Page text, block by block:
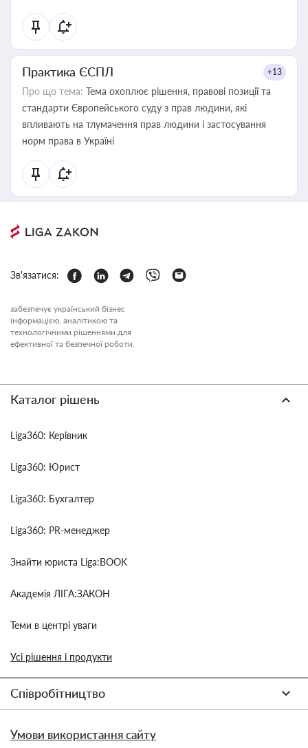
Практика ЄСПЛ +13
Про що тема: Тема охоплює рішення, правові позиції та
стандарти Європейського суду з прав людини, які
впливають на тлумачення прав людини і застосування
норм права в Україні
Зв'язатися:
забезпечує український бізнес
інформацією, аналітикою та
технологічними рішеннями для
ефективної та безпечної роботи.
Каталог рішень
Liga360: Керівник
Liga360: Юрист
Liga360: Бухгалтер
Liga360: PR-менеджер
Знайти юриста Liga:BOOK
Академія ЛІГА:ЗАКОН
Теми в центрі уваги
Усі рішення і продукти
Співробітництво
Умови використання сайту